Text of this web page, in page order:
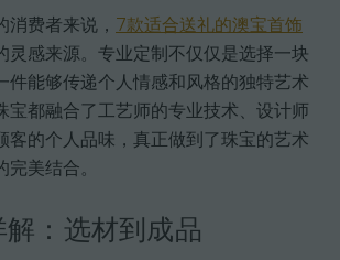
消费者来说， 7款适合送礼的澳宝首饰
灵感来源。专业定制不仅仅是选择一块
件能够传递个人情感和风格的独特艺术
宝都融合了工艺师的专业技术、设计师
客的个人品味，真正做到了珠宝的艺术
美结合。
：选材到成品